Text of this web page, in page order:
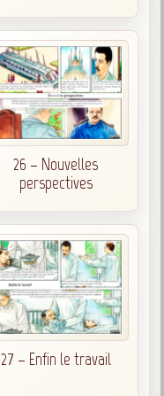
26 – Nouvelles
perspectives
27 – Enfin le travail